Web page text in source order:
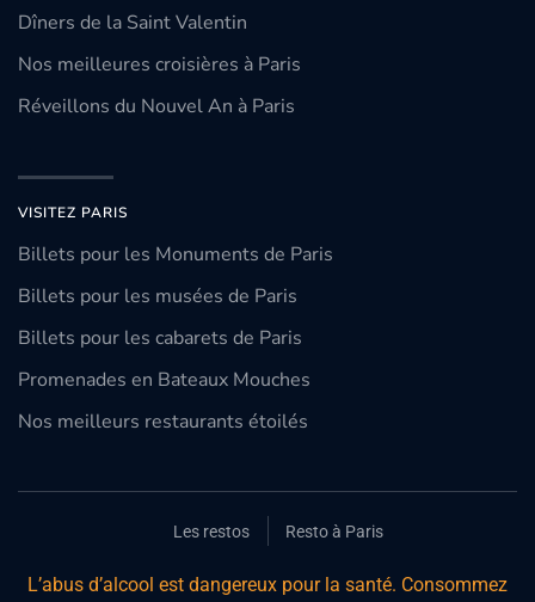
Dîners de la Saint Valentin
Nos meilleures croisières à Paris
Réveillons du Nouvel An à Paris
VISITEZ PARIS
Billets pour les Monuments de Paris
Billets pour les musées de Paris
Billets pour les cabarets de Paris
Promenades en Bateaux Mouches
Nos meilleurs restaurants étoilés
Les restos Resto à Paris
L’abus d’alcool est dangereux pour la santé. Consommez